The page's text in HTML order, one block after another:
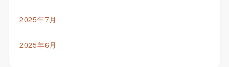
2025年7月
2025年6月